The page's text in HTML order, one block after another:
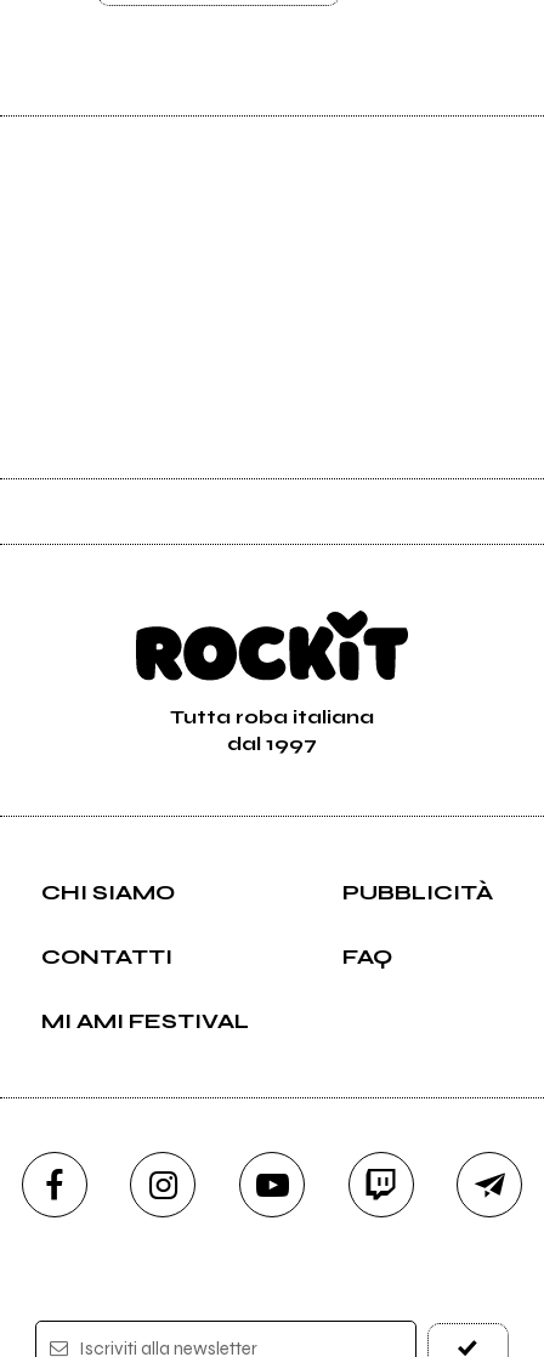
Tutta roba italiana
dal 1997
CHI SIAMO PUBBLICITÀ
CONTATTI FAQ
MI AMI FESTIVAL
Iscriviti alla newsletter